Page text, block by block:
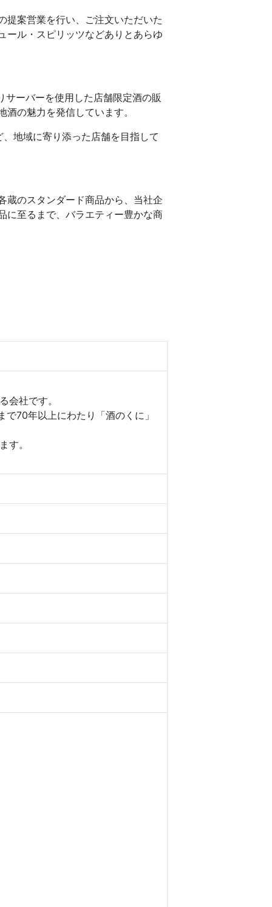
提案営業を行い、ご注文いただいた
ール・スピリッツなどありとあらゆ
ーバーを使用した店舗限定酒の販
の魅力を発信しています。
地域に寄り添った店舗を目指して
蔵のスタンダード商品から、当社企
に至るまで、バラエティー豊かな商
会社です。
70年以上にわたり「酒のくに」
す。